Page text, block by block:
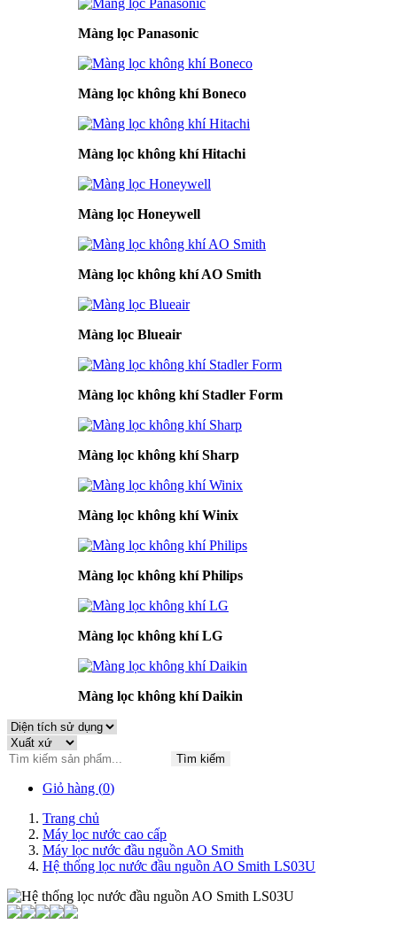
Màng lọc Panasonic
Màng lọc không khí Boneco
Màng lọc không khí Hitachi
Màng lọc Honeywell
Màng lọc không khí AO Smith
Màng lọc Blueair
Màng lọc không khí Stadler Form
Màng lọc không khí Sharp
Màng lọc không khí Winix
Màng lọc không khí Philips
Màng lọc không khí LG
Màng lọc không khí Daikin
Tìm kiếm
Giỏ hàng (0)
Trang chủ
Máy lọc nước cao cấp
Máy lọc nước đầu nguồn AO Smith
Hệ thống lọc nước đầu nguồn AO Smith LS03U